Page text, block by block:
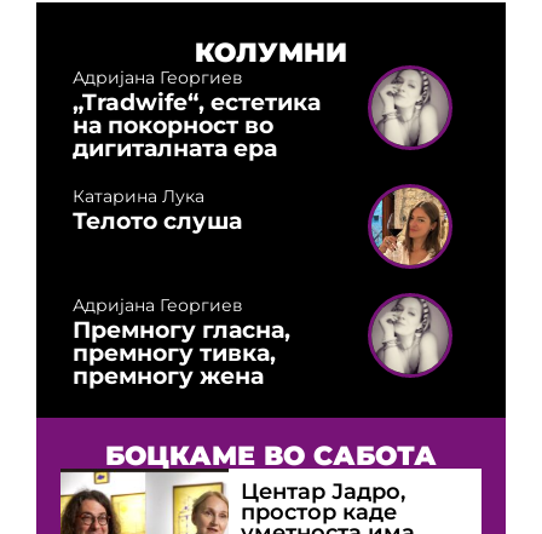
КОЛУМНИ
Адријана Георгиев
„Tradwife“, естетика
на покорност во
дигиталната ера
Катарина Лука
Телото слуша
Адријана Георгиев
Премногу гласна,
премногу тивка,
премногу жена
БОЦКАМЕ ВО САБОТА
Центар Јадро,
простор каде